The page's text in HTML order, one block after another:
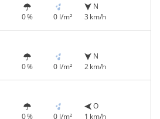
0 % 0 l/m²
N
3 km/h
0 % 0 l/m²
N
2 km/h
0 % 0 l/m²
O
1 km/h